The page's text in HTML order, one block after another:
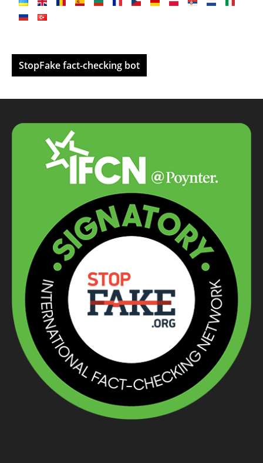
StopFake fact-checking bot